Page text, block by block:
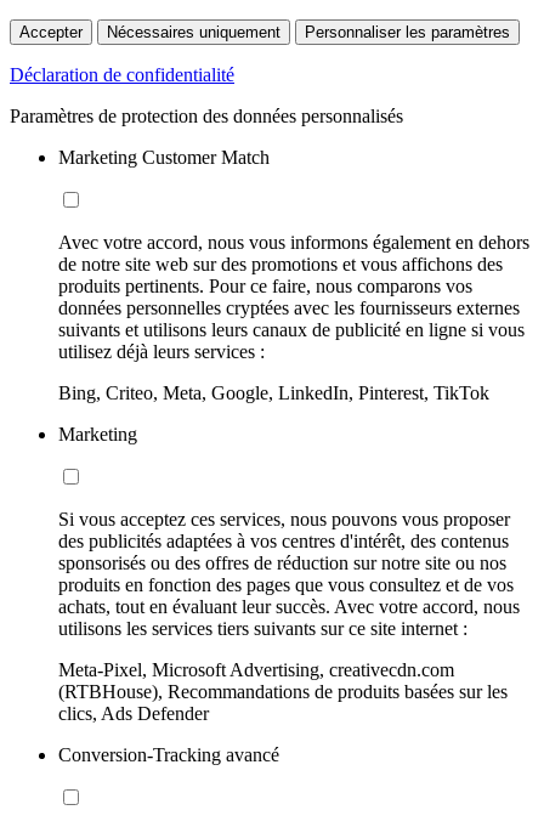
Accepter Nécessaires uniquement Personnaliser les paramètres
Déclaration de confidentialité
Paramètres de protection des données personnalisés
Marketing Customer Match
Avec votre accord, nous vous informons également en dehors
de notre site web sur des promotions et vous affichons des
produits pertinents. Pour ce faire, nous comparons vos
données personnelles cryptées avec les fournisseurs externes
suivants et utilisons leurs canaux de publicité en ligne si vous
utilisez déjà leurs services :
Bing, Criteo, Meta, Google, LinkedIn, Pinterest, TikTok
Marketing
Si vous acceptez ces services, nous pouvons vous proposer
des publicités adaptées à vos centres d'intérêt, des contenus
sponsorisés ou des offres de réduction sur notre site ou nos
produits en fonction des pages que vous consultez et de vos
achats, tout en évaluant leur succès. Avec votre accord, nous
utilisons les services tiers suivants sur ce site internet :
Meta-Pixel, Microsoft Advertising, creativecdn.com
(RTBHouse), Recommandations de produits basées sur les
clics, Ads Defender
Conversion-Tracking avancé